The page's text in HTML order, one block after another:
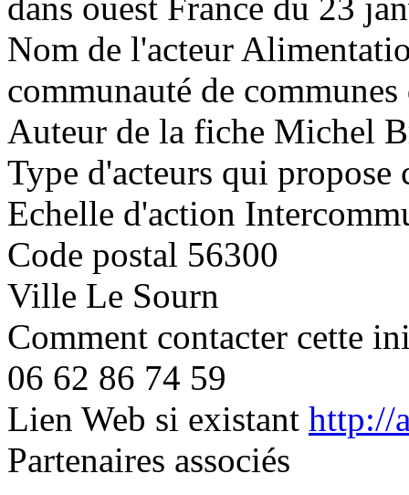
dans ouest France du 23
Nom de l'acteur
communauté de
Auteur de la fiche Michel
Type d'acteurs qui
Echelle d'action
Code postal 56300
Ville Le Sourn
Comment contacter cette
06 62 86 74 59
Lien Web si existant http://
Partenaires associés